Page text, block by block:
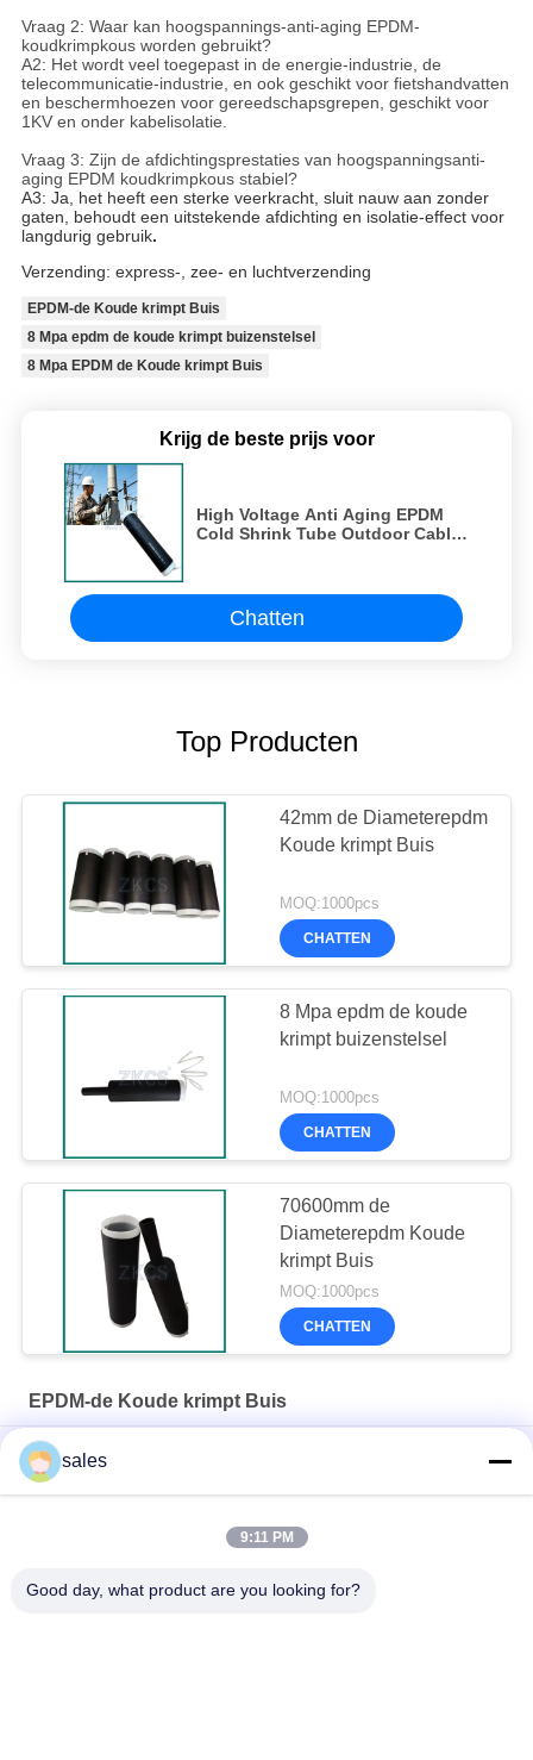
Vraag 2: Waar kan hoogspannings-anti-aging EPDM-
koudkrimpkous worden gebruikt?
A2: Het wordt veel toegepast in de energie-industrie, de
telecommunicatie-industrie, en ook geschikt voor fietshandvatten
en beschermhoezen voor gereedschapsgrepen, geschikt voor
1KV en onder kabelisolatie.
Vraag 3: Zijn de afdichtingsprestaties van hoogspanningsanti-
aging EPDM koudkrimpkous stabiel?
A3: Ja, het heeft een sterke veerkracht, sluit nauw aan zonder
gaten, behoudt een uitstekende afdichting en isolatie-effect voor
langdurig gebruik.
Verzending: express-, zee- en luchtverzending
EPDM-de Koude krimpt Buis
8 Mpa epdm de koude krimpt buizenstelsel
8 Mpa EPDM de Koude krimpt Buis
Krijg de beste prijs voor
High Voltage Anti Aging EPDM
Cold Shrink Tube Outdoor Cable
Chatten
Top Producten
42mm de Diameterepdm
Koude krimpt Buis
MOQ:1000pcs
CHATTEN
8 Mpa epdm de koude
krimpt buizenstelsel
MOQ:1000pcs
CHATTEN
70600mm de
Diameterepdm Koude
krimpt Buis
MOQ:1000pcs
CHATTEN
EPDM-de Koude krimpt Buis
EPDM-koudkrimpbuis
High Voltage Anti Aging EPDM Cold Shrink Tube Outdoor Cable
sales
9:11 PM
Good day, what product are you looking for?